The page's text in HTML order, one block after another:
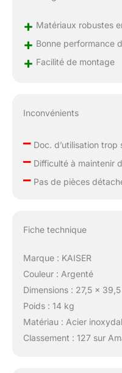
+ Matériaux robustes
+ Bonne performance
+ Facilité de montage
Inconvénients
–Doc. d’utilisation trop
–Difficulté à maintenir
–Pas de pièces
Fiche technique
Marque : KAISER
Couleur : Argenté
Dimensions : 27,5 x
Poids : 14 kg
Matériau : Acier
Classement : 127 sur